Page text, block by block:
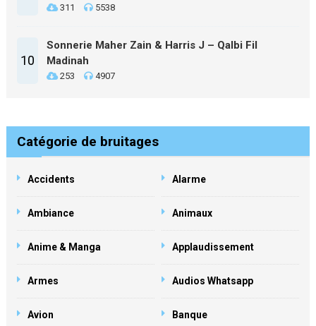
311 5538
10
Sonnerie Maher Zain & Harris J – Qalbi Fil
Madinah
253 4907
Catégorie de bruitages
Accidents Alarme
Ambiance Animaux
Anime & Manga Applaudissement
Armes Audios Whatsapp
Avion Banque